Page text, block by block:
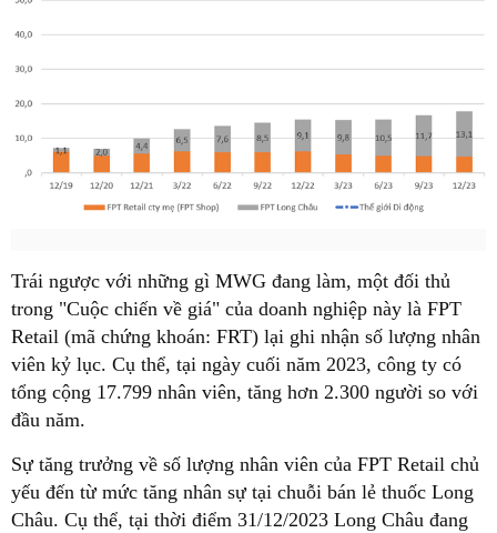
Trái ngược với những gì MWG đang làm, một đối thủ
trong "Cuộc chiến về giá" của doanh nghiệp này là FPT
Retail (mã chứng khoán: FRT) lại ghi nhận số lượng nhân
viên kỷ lục. Cụ thể, tại ngày cuối năm 2023, công ty có
tổng cộng 17.799 nhân viên, tăng hơn 2.300 người so với
đầu năm.
Sự tăng trưởng về số lượng nhân viên của FPT Retail chủ
yếu đến từ mức tăng nhân sự tại chuỗi bán lẻ thuốc Long
Châu. Cụ thể, tại thời điểm 31/12/2023 Long Châu đang